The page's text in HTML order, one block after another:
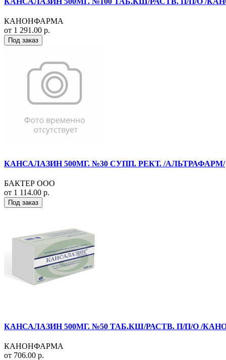
КАНОНФАРМА
от 1 291.00 р.
Под заказ
КАНСАЛАЗИН 500МГ. №30 СУПП. РЕКТ. /АЛЬТРАФАРМ/
БАКТЕР ООО
от 1 114.00 р.
Под заказ
КАНСАЛАЗИН 500МГ. №50 ТАБ.КШ/РАСТВ. П/П/О /
КАНОНФАРМА
от 706.00 р.